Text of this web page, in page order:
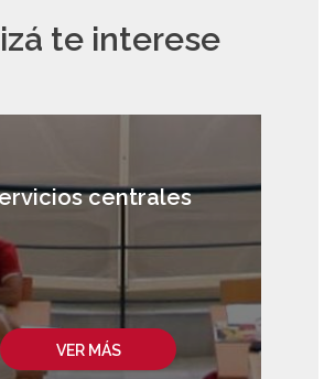
te interese
VER MÁS
centrales